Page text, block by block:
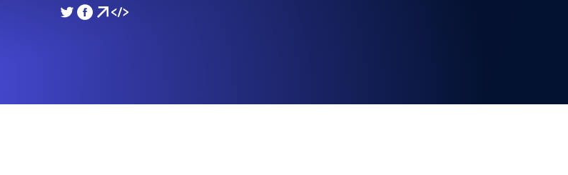
Kostenlos starten.